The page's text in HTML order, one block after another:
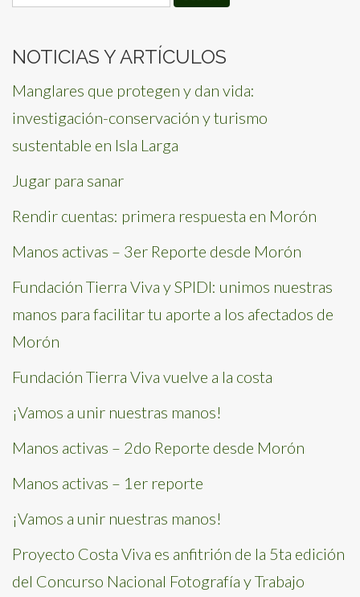
for:
NOTICIAS Y ARTÍCULOS
Manglares que protegen y dan vida:
investigación-conservación y turismo
sustentable en Isla Larga
Jugar para sanar
Rendir cuentas: primera respuesta en Morón
Manos activas – 3er Reporte desde Morón
Fundación Tierra Viva y SPIDI: unimos nuestras
manos para facilitar tu aporte a los afectados de
Morón
Fundación Tierra Viva vuelve a la costa
¡Vamos a unir nuestras manos!
Manos activas – 2do Reporte desde Morón
Manos activas – 1er reporte
¡Vamos a unir nuestras manos!
Proyecto Costa Viva es anfitrión de la 5ta edición
del Concurso Nacional Fotografía y Trabajo